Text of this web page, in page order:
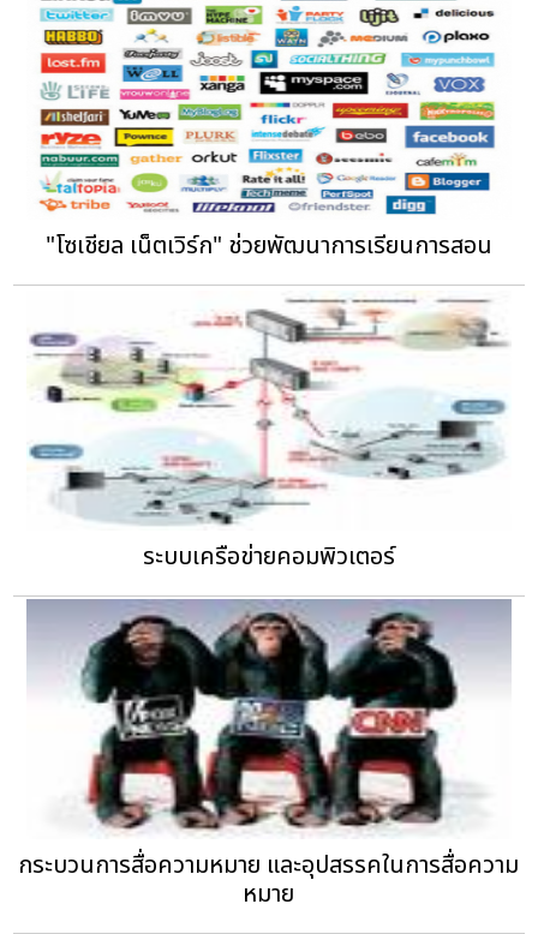
"โซเชียล เน็ตเวิร์ก" ช่วยพัฒนาการเรียนการสอน
ระบบเครือข่ายคอมพิวเตอร์
กระบวนการสื่อความหมาย และอุปสรรคในการสื่อความ
หมาย